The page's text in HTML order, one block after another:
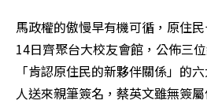
馬政權的傲慢早有機可循，原住
14日齊聚台大校友會館，公佈三
「肯認原住民的新夥伴關係」的
人送來親筆簽名，蔡英文雖無簽